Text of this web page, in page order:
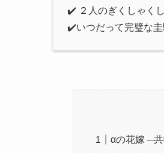
✔️ ２人のぎくしゃく
✔️いつだって完璧な圭
αの花嫁 ─